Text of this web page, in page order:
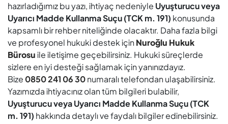
hazırladığımız bu yazı, ihtiyaç nedeniyle Uyuşturucu veya
Uyarıcı Madde Kullanma Suçu (TCK m. 191) konusunda
kapsamlı bir rehber niteliğinde olacaktır. Daha fazla bilgi
ve profesyonel hukuki destek içinNuroğlu Hukuk
Bürosuile iletişime geçebilirsiniz. Hukuki süreçlerde
sizlere en iyi desteği sağlamak için yanınızdayız.
Bize 0850 241 06 30numaralı telefondan ulaşabilirsiniz.
Yazımızda ihtiyacınız olan tüm bilgileri bulabilir,
Uyuşturucu veya Uyarıcı Madde Kullanma Suçu (TCK
m. 191) hakkında detaylı ve faydalı bilgiler edinebilirsiniz.